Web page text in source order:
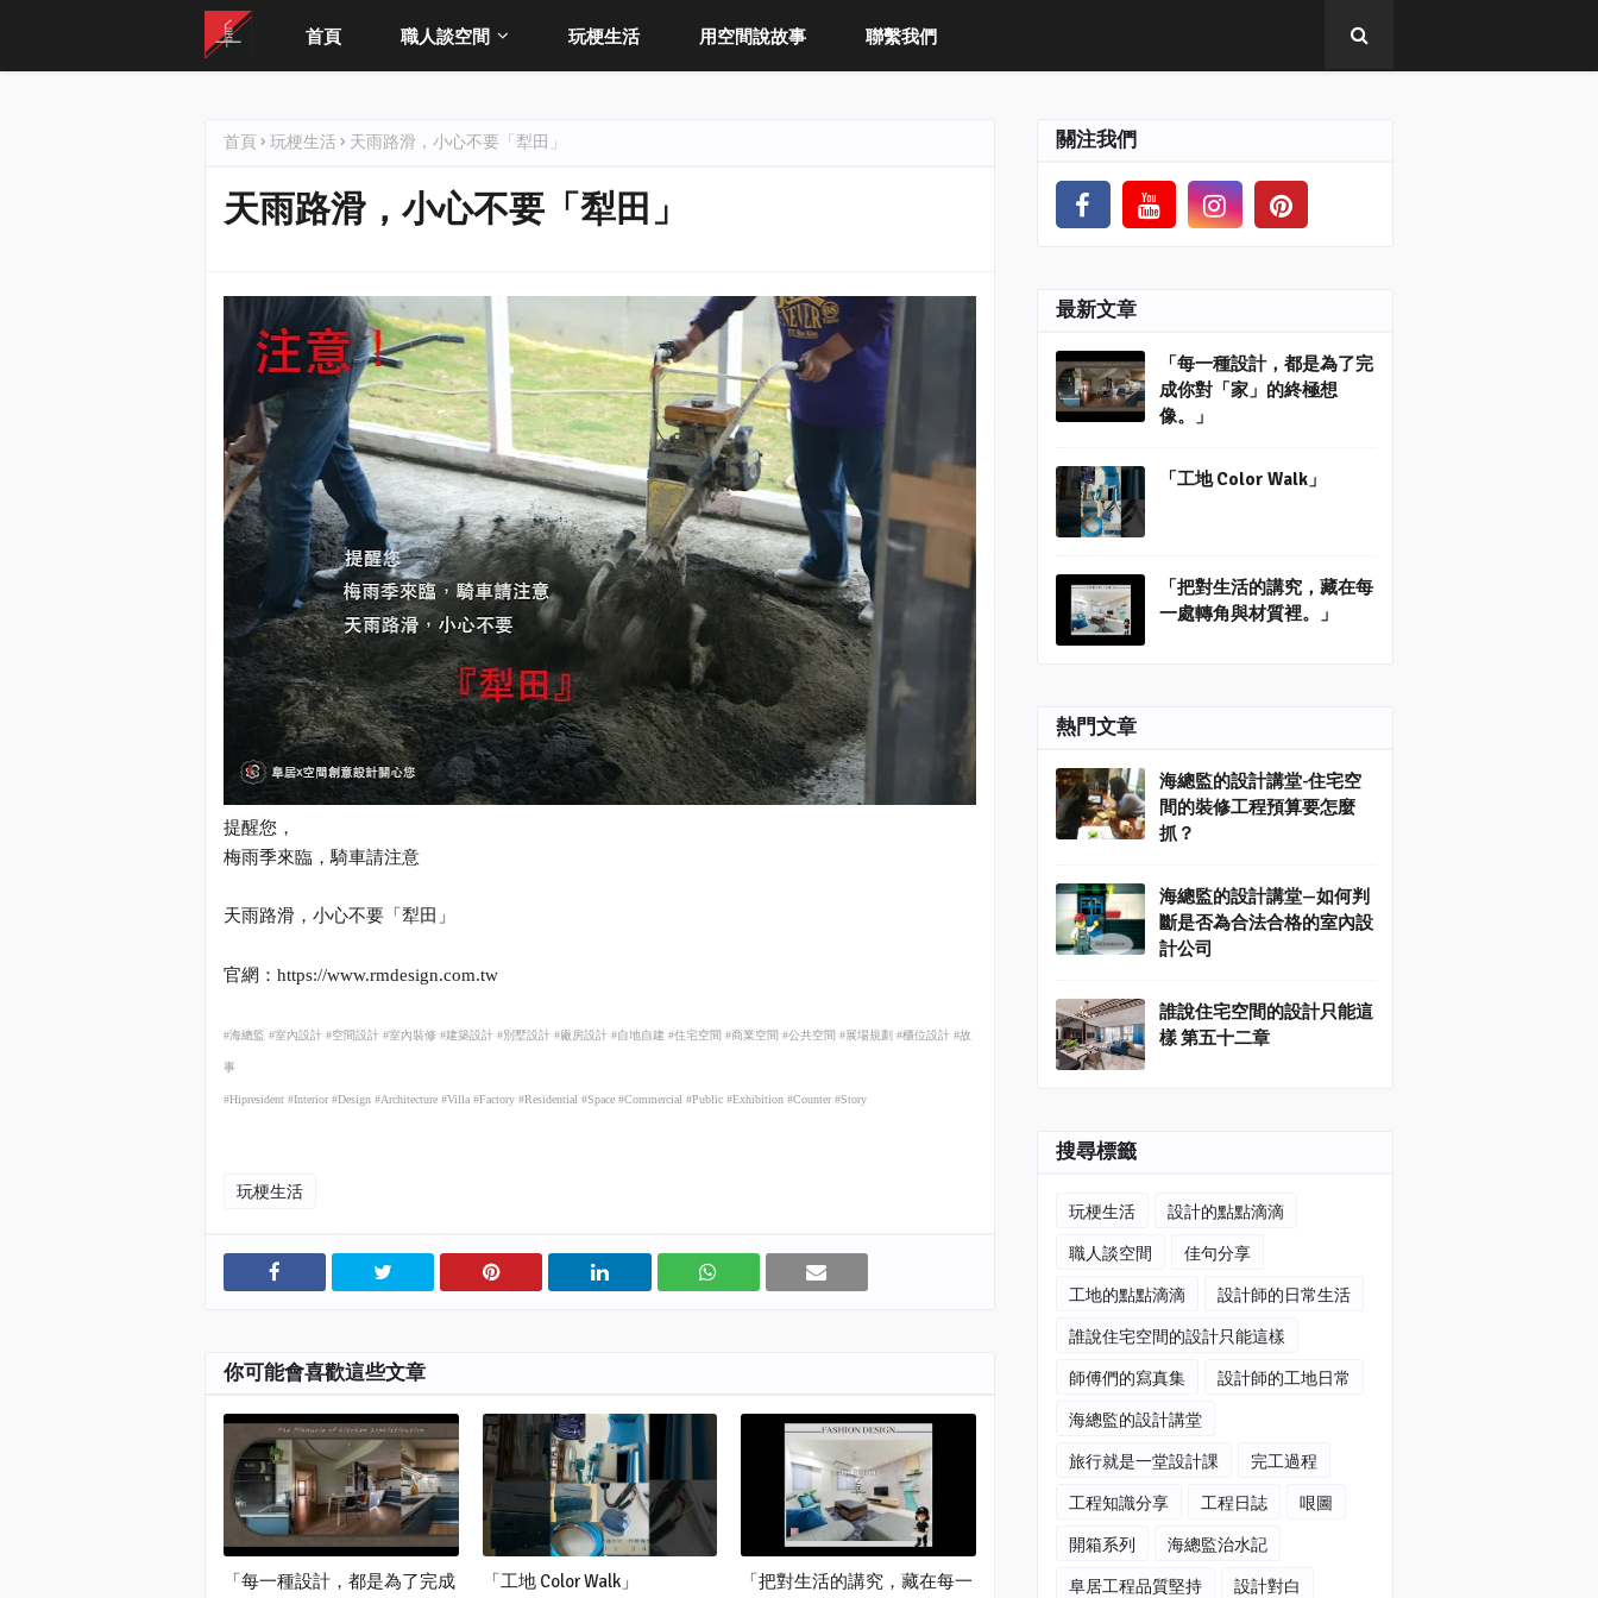
首頁 職人談空間 玩梗生活 用空間說故事 聯繫我們
首頁 玩梗生活 天雨路滑，小心不要「犁田」
天雨路滑，小心不要「犁田」
提醒您，
梅雨季來臨，騎車請注意
天雨路滑，小心不要「犁田」
官網： https://www.rmdesign.com.tw
#海總監 #室內設計 #空間設計 #室內裝修 #建築設計 #別墅設計 #廠房設計 #自地自建 #住宅空間 #商業空間 #公共空間 #展場規劃 #櫃位設計 #故
事
#Hipresident #Interior #Design #Architecture #Villa #Factory #Residential #Space #Commercial #Public #Exhibition #Counter #Story
玩梗生活
你可能會喜歡這些文章
「每一種設計，都是為了完成
「工地 Color Walk」
「把對生活的講究，藏在每一
關注我們
最新文章
「每一種設計，都是為了完
成你對「家」的終極想
像。」
「工地 Color Walk」
「把對生活的講究，藏在每
一處轉角與材質裡。」
熱門文章
海總監的設計講堂-住宅空
間的裝修工程預算要怎麼
抓？
海總監的設計講堂—如何判
斷是否為合法合格的室內設
計公司
誰說住宅空間的設計只能這
樣 第五十二章
搜尋標籤
玩梗生活
設計的點點滴滴
職人談空間
佳句分享
工地的點點滴滴
設計師的日常生活
誰說住宅空間的設計只能這樣
師傅們的寫真集
設計師的工地日常
海總監的設計講堂
旅行就是一堂設計課
完工過程
工程知識分享
工程日誌
哏圖
開箱系列
海總監治水記
阜居工程品質堅持
設計對白